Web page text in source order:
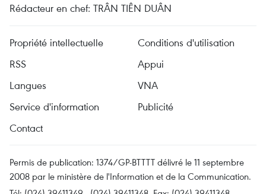
Rédacteur en chef: TRÂN TIÊN DUÂN
Propriété intellectuelle
Conditions d'utilisation
RSS
Appui
Langues
VNA
Service d'information
Publicité
Contact
Permis de publication: 1374/GP-BTTTT délivré le 11 septembre
2008 par le ministère de l'Information et de la Communication.